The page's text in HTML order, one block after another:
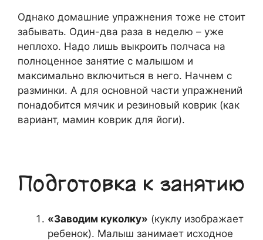
Однако домашние упражнения тоже не стоит
забывать. Один-два раза в неделю – уже
неплохо. Надо лишь выкроить полчаса на
полноценное занятие с малышом и
максимально включиться в него. Начнем с
разминки. А для основной части упражнений
понадобится мячик и резиновый коврик (как
вариант, мамин коврик для йоги).
Подготовка к занятию
«Заводим куколку» (куклу изображает
ребенок). Малыш занимает исходное